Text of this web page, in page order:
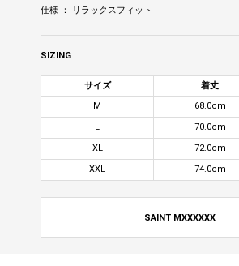
仕様 ： リラックスフィット
SIZING
サイズ 着丈
M
68.0cm
L
70.0cm
XL
72.0cm
XXL
74.0cm
SAINT MXXXXXX